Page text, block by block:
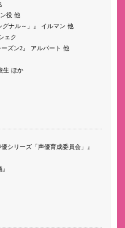
役 他
ナル～」
イルマン 他
ェク
ズン2
アルパート 他
生 ほか
シリーズ「声優育成委員会」